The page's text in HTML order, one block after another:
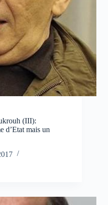
(III):
d’Etat mais un